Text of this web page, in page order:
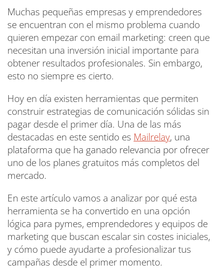
Muchas pequeñas empresas y emprendedores
se encuentran con el mismo problema cuando
quieren empezar con email marketing: creen que
necesitan una inversión inicial importante para
obtener resultados profesionales. Sin embargo,
esto no siempre es cierto.
Hoy en día existen herramientas que permiten
construir estrategias de comunicación sólidas sin
pagar desde el primer día. Una de las más
destacadas en este sentido es Mailrelay, una
plataforma que ha ganado relevancia por ofrecer
uno de los planes gratuitos más completos del
mercado.
En este artículo vamos a analizar por qué esta
herramienta se ha convertido en una opción
lógica para pymes, emprendedores y equipos de
marketing que buscan escalar sin costes iniciales,
y cómo puede ayudarte a profesionalizar tus
campañas desde el primer momento.